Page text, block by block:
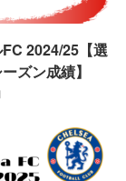
2024/25【選
ズン成績】